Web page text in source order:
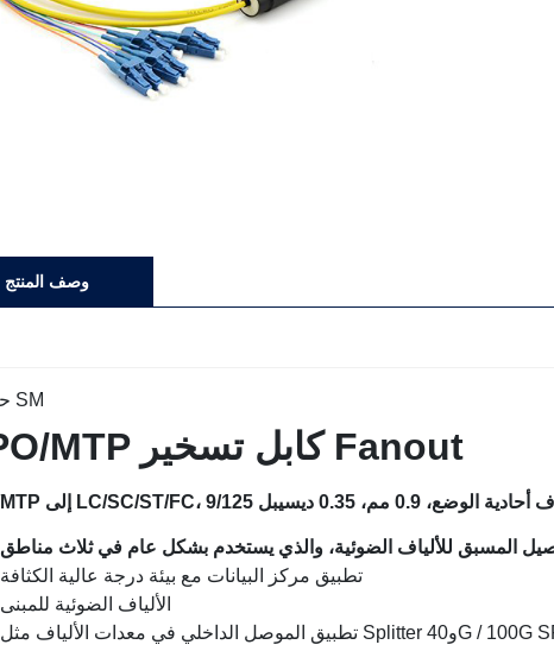
وصف المنتج
MPO/MTP كابل تسخير Fanout
تطبيق مركز البيانات مع بيئة درجة عالية الكثافة
الألياف الضوئية للمبنى